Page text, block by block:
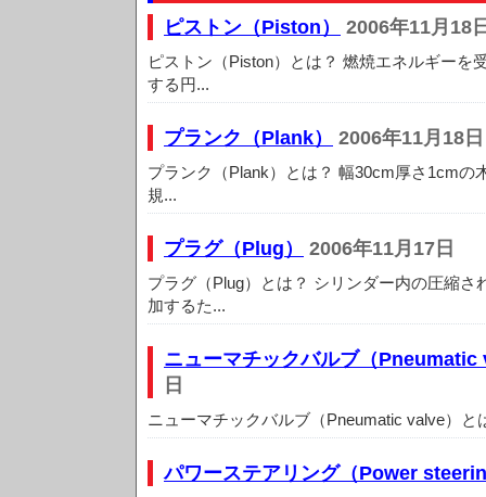
ピストン（Piston）
2006年11月18
ピストン（Piston）とは？ 燃焼エネルギーを
する円...
プランク（Plank） 2006年11月18日
プランク（Plank）とは？ 幅30cm厚さ1cmの
規...
プラグ（Plug） 2006年11月17日
プラグ（Plug）とは？ シリンダー内の圧縮さ
加するた...
ニューマチックバルブ（Pneumatic
日
ニューマチックバルブ（Pneumatic valve）と
パワーステアリング（Power